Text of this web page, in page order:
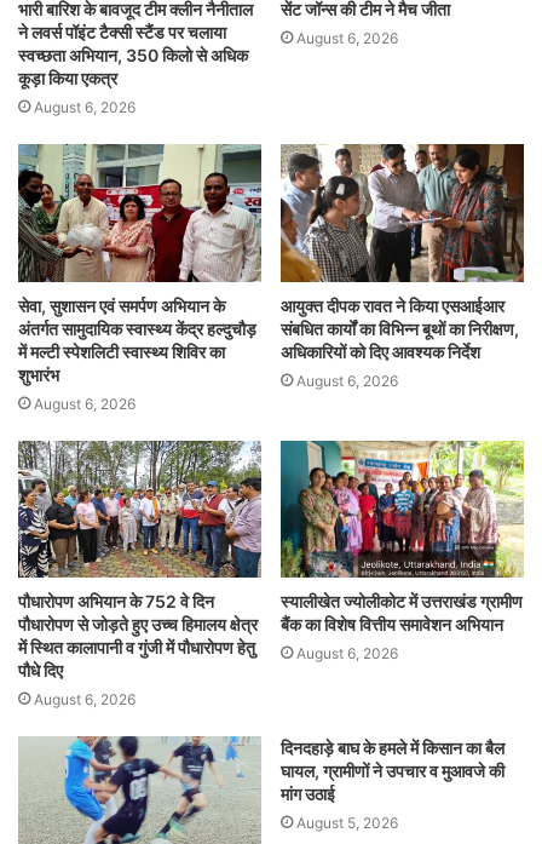
भारी बारिश के बावजूद टीम क्लीन नैनीताल
ने लवर्स पॉइंट टैक्सी स्टैंड पर चलाया
स्वच्छता अभियान, 350 किलो से अधिक
कूड़ा किया एकत्र
August 6, 2026
सेंट जॉन्स की टीम ने मैच जीता
August 6, 2026
सेवा, सुशासन एवं समर्पण अभियान के
अंतर्गत सामुदायिक स्वास्थ्य केंद्र हल्दुचौड़
में मल्टी स्पेशलिटी स्वास्थ्य शिविर का
शुभारंभ
August 6, 2026
आयुक्त दीपक रावत ने किया एसआईआर
संबधित कार्यों का विभिन्न बूथों का निरीक्षण,
अधिकारियों को दिए आवश्यक निर्देश
August 6, 2026
पौधारोपण अभियान के 752 वे दिन
पौधारोपण से जोड़ते हुए उच्च हिमालय क्षेत्र
में स्थित कालापानी व गुंजी में पौधारोपण हेतु
पौधे दिए
August 6, 2026
स्यालीखेत ज्योलीकोट में उत्तराखंड ग्रामीण
बैंक का विशेष वित्तीय समावेशन अभियान
August 6, 2026
दिनदहाड़े बाघ के हमले में किसान का बैल
घायल, ग्रामीणों ने उपचार व मुआवजे की
मांग उठाई
August 5, 2026